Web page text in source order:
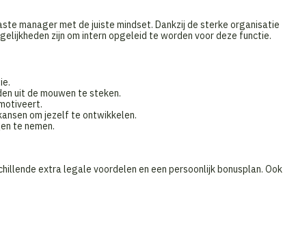
manager met de juiste mindset. Dankzij de sterke organisatie
zijn om intern opgeleid te worden voor deze functie.
uit de mouwen te steken.
om jezelf te ontwikkelen.
te nemen.
extra legale voordelen en een persoonlijk bonusplan.